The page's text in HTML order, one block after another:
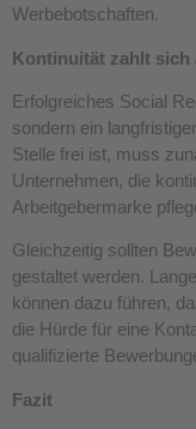
Werbebotschaften.
Kontinuität zahlt sich
Erfolgreiches Social
sondern ein
Stelle frei ist, muss
Unternehmen, die
Arbeitgebermarke
Gleichzeitig sollten
gestaltet werden.
können dazu führen,
die Hürde für eine
qualifizierte
Fazit